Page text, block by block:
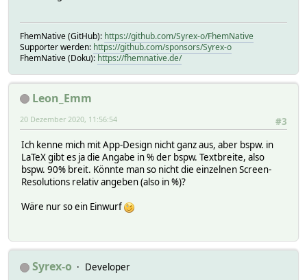
FhemNative (GitHub): https://github.com/Syrex-o/FhemNative
Supporter werden: https://github.com/sponsors/Syrex-o
FhemNative (Doku): https://fhemnative.de/
Leon_Emm
#3
20 Dezember 2020, 11:56:54
Ich kenne mich mit App-Design nicht ganz aus, aber bspw. in
LaTeX gibt es ja die Angabe in % der bspw. Textbreite, also
bspw. 90% breit. Könnte man so nicht die einzelnen Screen-
Resolutions relativ angeben (also in %)?
Wäre nur so ein Einwurf
Syrex-o
Developer